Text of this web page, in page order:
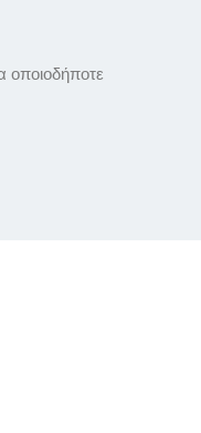
οποιοδήποτε